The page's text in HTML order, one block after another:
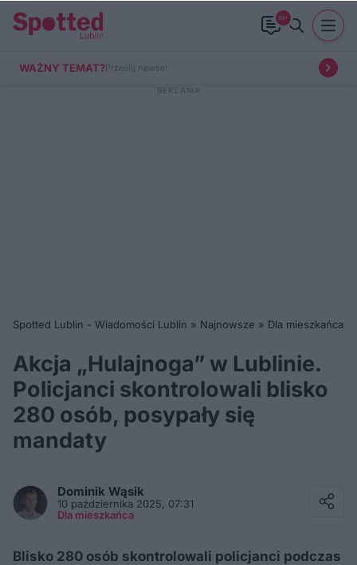
99+
WAŻNY TEMAT?Prześlij newsa!
Spotted Lublin - Wiadomości Lublin » Najnowsze » Dla mieszkańca
Akcja „Hulajnoga” w Lublinie.
Policjanci skontrolowali blisko
280 osób, posypały się
mandaty
Dominik Wąsik
10 października 2025, 07:31
Dla mieszkańca
Blisko 280 osób skontrolowali policjanci podczas